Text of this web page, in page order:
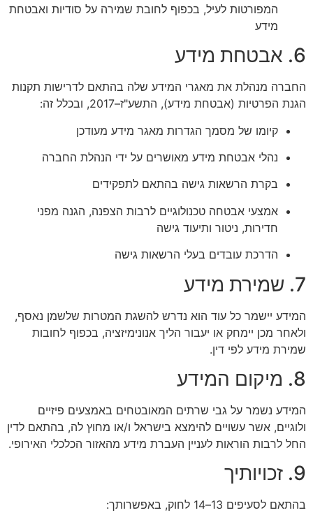
המפורטות לעיל, בכפוף לחובת שמירה על סודיות ואבטחת
מידע
6. אבטחת מידע
החברה מנהלת את מאגרי המידע שלה בהתאם לדרישות תקנות
הגנת הפרטיות (אבטחת מידע), התשע"ז–2017, ובכלל זה:
קיומו של מסמך הגדרות מאגר מידע מעודכן
נהלי אבטחת מידע מאושרים על ידי הנהלת החברה
בקרת הרשאות גישה בהתאם לתפקידים
אמצעי אבטחה טכנולוגיים לרבות הצפנה, הגנה מפני
חדירות, ניטור ותיעוד גישה
הדרכת עובדים בעלי הרשאות גישה
7. שמירת מידע
המידע יישמר כל עוד הוא נדרש להשגת המטרות שלשמן נאסף,
ולאחר מכן יימחק או יעבור הליך אנונימיזציה, בכפוף לחובות
שמירת מידע לפי דין.
8. מיקום המידע
המידע נשמר על גבי שרתים המאובטחים באמצעים פיזיים
ולוגיים, אשר עשויים להימצא בישראל ו/או מחוץ לה, בהתאם לדין
החל לרבות הוראות לעניין העברת מידע מהאזור הכלכלי האירופי.
9. זכויותיך
בהתאם לסעיפים 13–14 לחוק, באפשרותך: